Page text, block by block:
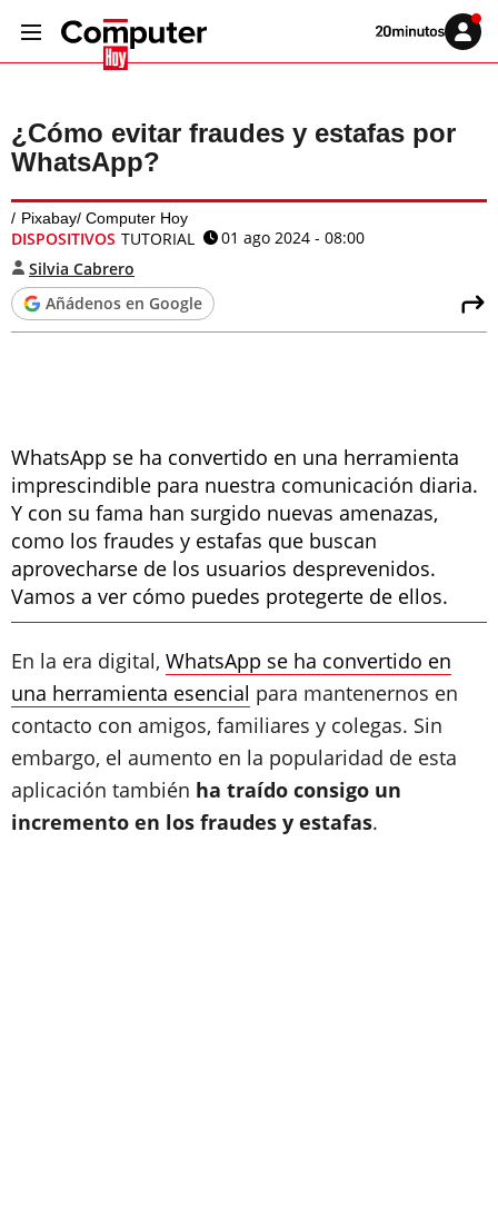
Volver
Iniciar
sesión
¿Cómo evitar fraudes y estafas por
WhatsApp?
Pixabay/ Computer Hoy
DISPOSITIVOS TUTORIAL
01 ago 2024 - 08:00
Silvia Cabrero
Añádenos en Google
WhatsApp se ha convertido en una herramienta
imprescindible para nuestra comunicación diaria.
Y con su fama han surgido nuevas amenazas,
como los fraudes y estafas que buscan
aprovecharse de los usuarios desprevenidos.
Vamos a ver cómo puedes protegerte de ellos.
En la era digital, WhatsApp se ha convertido en
una herramienta esencial para mantenernos en
contacto con amigos, familiares y colegas. Sin
embargo, el aumento en la popularidad de esta
aplicación también ha traído consigo un
incremento en los fraudes y estafas.